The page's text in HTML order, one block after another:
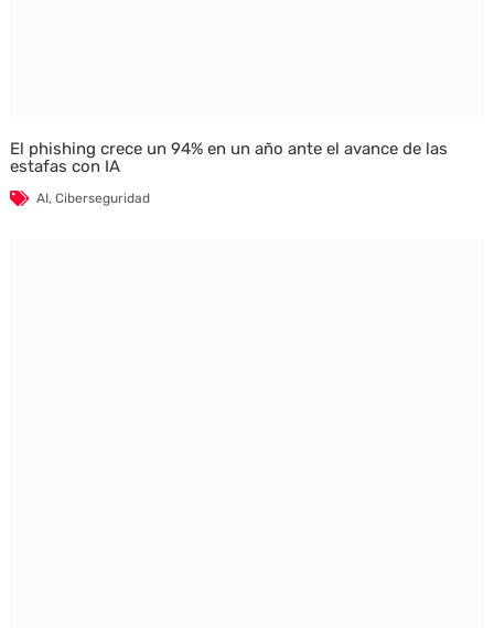
El phishing crece un 94% en un año ante el avance de las
estafas con IA
AI, Ciberseguridad